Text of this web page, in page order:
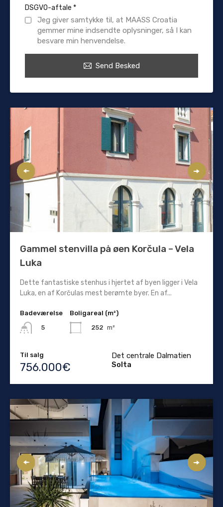
DSGVO-aftale *
Jeg giver samtykke til, at MAASS Croatia
gemmer mine indsendte oplysninger, så I kan
besvare min henvendelse.
Send Besked
Gammel stenvilla på øen Korčula – Vela
Luka
Dette fantastiske stenhus i hjertet af byen ligger i Vela
Luka, en af ​​Korčulas mest berømte byer. En af...
Badeværelse
5
Boligareal (m²)
252 m²
Til salg
756.000€
Det centrale Dalmatien
Solta